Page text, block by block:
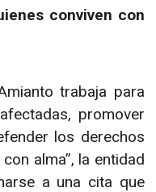
conviven con
trabaja para
promover
los derechos
alma”, la entidad
a una cita que